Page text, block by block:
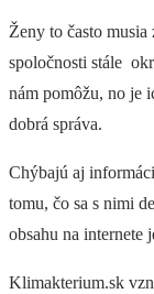
Ženy to často
spoločnosti stále
nám pomôžu, no je
dobrá správa.
Chýbajú aj
tomu, čo sa s nimi
obsahu na internete
Klimakterium.sk